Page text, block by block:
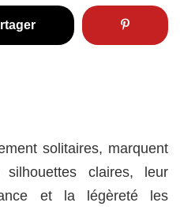
solitaires, marquent
claires, leur
et la légèreté les